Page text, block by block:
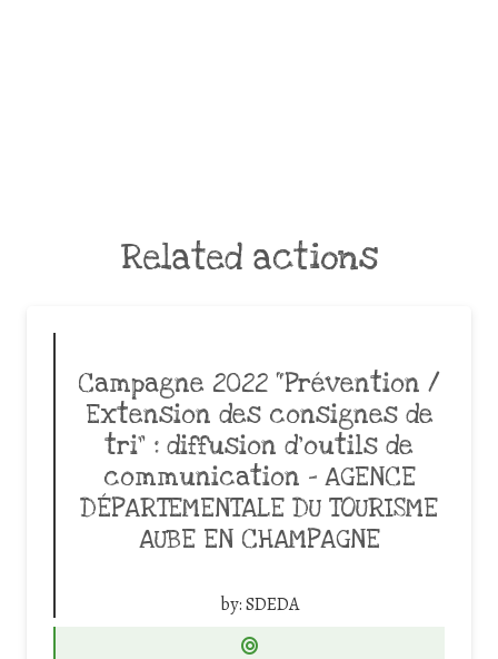
Related actions
Campagne 2022 “Prévention /
Extension des consignes de
tri” : diffusion d’outils de
communication – AGENCE
DÉPARTEMENTALE DU TOURISME
AUBE EN CHAMPAGNE
by:SDEDA